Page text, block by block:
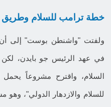
خطة ترامب للسلام وطريق
ولفتت "واشنطن بوست" إلى أن
في عهد الرئيس جو بايدن، لكن
السلام، واقترح مشروعاً
للسلام والازدهار الدولي"،